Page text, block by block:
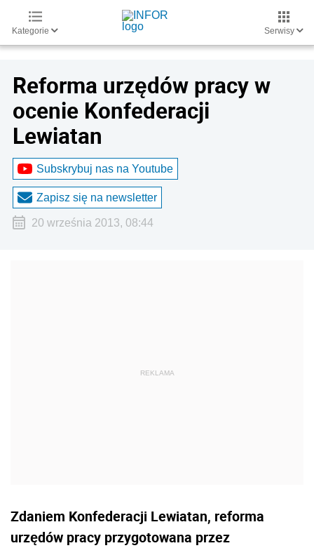
Kategorie Serwisy
Reforma urzędów pracy w
ocenie Konfederacji
Lewiatan
Subskrybuj nas na Youtube
Zapisz się na newsletter
20 września 2013, 08:44
Zdaniem Konfederacji Lewiatan, reforma
urzędów pracy przygotowana przez